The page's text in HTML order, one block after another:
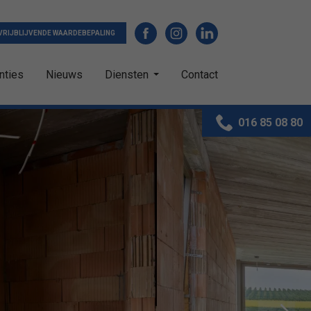
WAARDEBEPALING
Nieuws Diensten Contact
016 85 08 80